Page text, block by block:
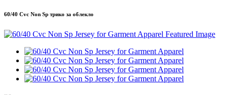
60/40 Cvc Non Sp трико за облекло